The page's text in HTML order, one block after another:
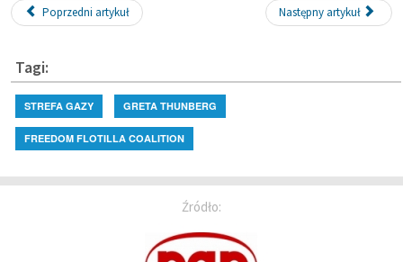
Poprzedni artykuł Następny artykuł
Tagi:
STREFA GAZY GRETA THUNBERG
FREEDOM FLOTILLA COALITION
Źródło: